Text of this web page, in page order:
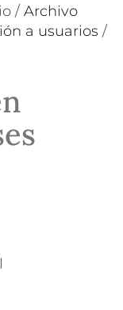
/ Archivo
a usuarios /